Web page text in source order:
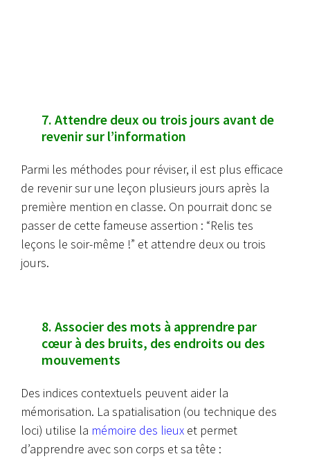
7. Attendre deux ou trois jours avant de
revenir sur l’information
Parmi les méthodes pour réviser, il est plus efficace
de revenir sur une leçon plusieurs jours après la
première mention en classe. On pourrait donc se
passer de cette fameuse assertion : “Relis tes
leçons le soir-même !” et attendre deux ou trois
jours.
8. Associer des mots à apprendre par
cœur à des bruits, des endroits ou des
mouvements
Des indices contextuels peuvent aider la
mémorisation. La spatialisation (ou technique des
loci) utilise la mémoire des lieux et permet
d’apprendre avec son corps et sa tête :